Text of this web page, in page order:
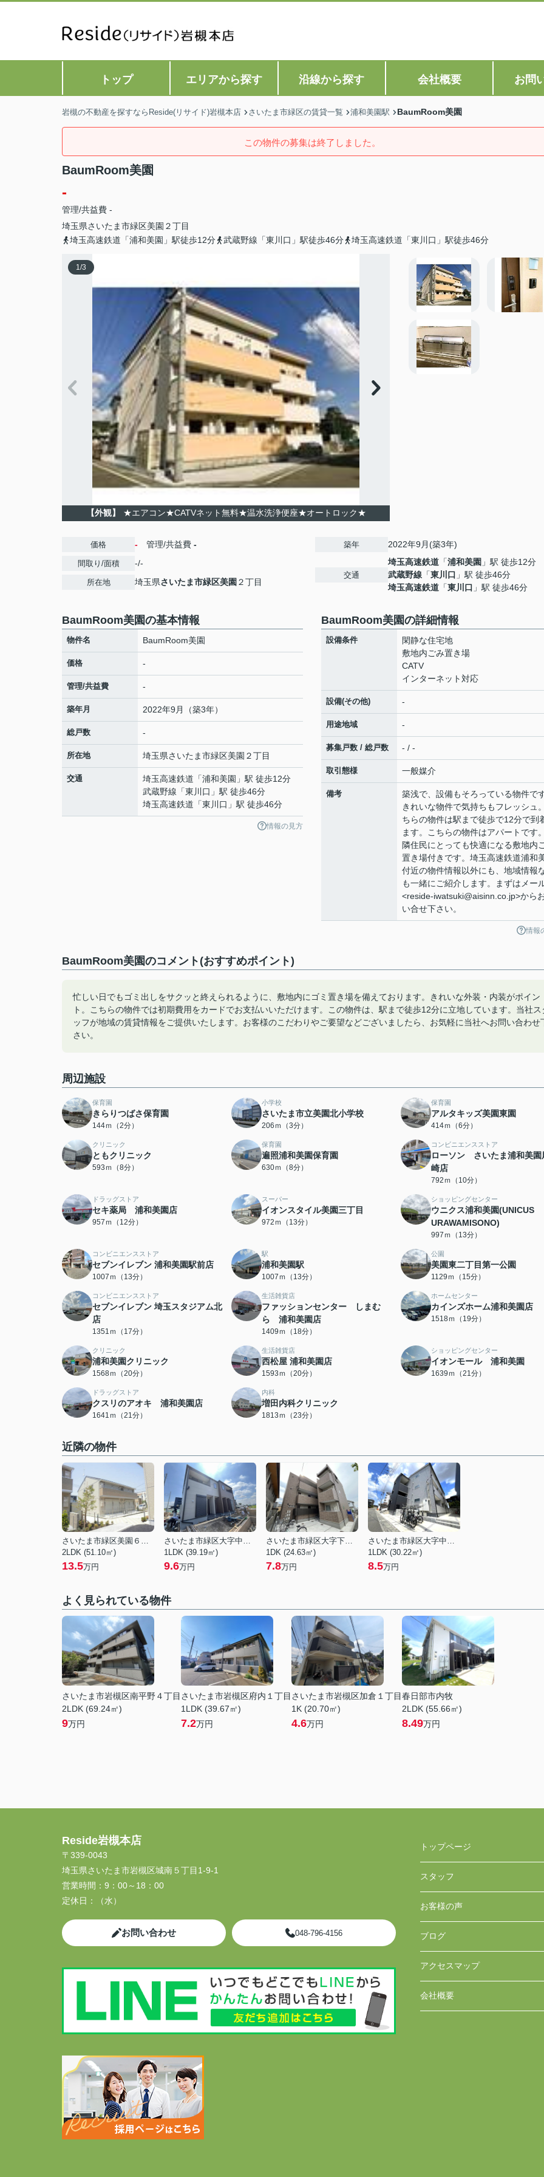
トップ エリアから探す 沿線から探す 会社概要 お問
岩槻の不動産を探すならReside(リサイド)岩槻本店 さいたま市緑区の賃貸一覧 浦和美園駅 BaumRoom美園
この物件の募集は終了しました。
BaumRoom美園
-
管理/共益費 -
埼玉県さいたま市緑区美園 ２丁目
埼玉高速鉄道「浦和美園」駅徒歩12分
武蔵野線「東川口」駅徒歩46分 埼玉高速鉄道「東川口」駅徒歩46分
1/3
【外観】 ★エアコン★CATVネット無料★温水洗浄便座★オートロック★
価格 - 管理/共益費 -
間取り/面積 -/-
所在地 埼玉県さいたま市緑区美園 ２丁目
築年 2022年9月(築3年)
交通
埼玉高速鉄道 「浦和美園 」駅 徒歩12分
武蔵野線 「東川口 」駅 徒歩46分
埼玉高速鉄道 「東川口 」駅 徒歩46分
BaumRoom美園の基本情報
物件名 BaumRoom美園
価格 -
管理/共益費 -
築年月 2022年9月（築3年）
総戸数 -
所在地 埼玉県さいたま市緑区美園 ２丁目
交通 埼玉高速鉄道 「浦和美園 」駅 徒歩12分
武蔵野線 「東川口 」駅 徒歩46分
埼玉高速鉄道 「東川口 」駅 徒歩46分
情報の見方
BaumRoom美園の詳細情報
設備条件
閑静な住宅地
敷地内ごみ置き場
CATV
インターネット対応
設備(その他) -
用途地域 -
募集戸数 / 総戸数 - / -
取引態様 一般媒介
備考
築浅で、設備もそろっている物件で
きれいな物件で気持ちもフレッシュ
ちらの物件は駅まで徒歩で12分で到
ます。こちらの物件はアパートです
隣住民にとっても快適になる敷地内
置き場付きです。埼玉高速鉄道浦和
付近の物件情報以外にも、地域情報
も一緒にご紹介します。まずはメー
<reside-iwatsuki@aisinn.co.jp>から
い合せ下さい。
情報
BaumRoom美園のコメント(おすすめポイント)
忙しい日でもゴミ出しをサクッと終えられるように、敷地内にゴミ置き場を備えております。きれいな外装・内装がポイン
ト。こちらの物件では初期費用をカードでお支払いいただけます。この物件は、駅まで徒歩12分に立地しています。当社ス
ッフが地域の賃貸情報をご提供いたします。お客様のこだわりやご要望などございましたら、お気軽に当社へお問い合わせ
さい。
周辺施設
保育園
きらりつばさ保育園
144ｍ（2分）
小学校
さいたま市立美園北小学校
206ｍ（3分）
保育園
アルタキッズ美園東園
414ｍ（6分）
クリニック
ともクリニック
593ｍ（8分）
保育園
遍照浦和美園保育園
630ｍ（8分）
コンビニエンスストア
ローソン さいたま浦和美園
崎店
792ｍ（10分）
ドラッグストア
セキ薬局 浦和美園店
957ｍ（12分）
スーパー
イオンスタイル美園三丁目
972ｍ（13分）
ショッピングセンター
ウニクス浦和美園(UNICUS
URAWAMISONO)
997ｍ（13分）
コンビニエンスストア
セブンイレブン 浦和美園駅前店
1007ｍ（13分）
駅
浦和美園駅
1007ｍ（13分）
公園
美園東二丁目第一公園
1129ｍ（15分）
コンビニエンスストア
セブンイレブン 埼玉スタジアム北
店
1351ｍ（17分）
生活雑貨店
ファッションセンター しまむ
ら 浦和美園店
1409ｍ（18分）
ホームセンター
カインズホーム浦和美園店
1518ｍ（19分）
クリニック
浦和美園クリニック
1568ｍ（20分）
生活雑貨店
西松屋 浦和美園店
1593ｍ（20分）
ショッピングセンター
イオンモール 浦和美園
1639ｍ（21分）
ドラッグストア
クスリのアオキ 浦和美園店
1641ｍ（21分）
内科
増田内科クリニック
1813ｍ（23分）
近隣の物件
さいたま市緑区美園６丁目
2LDK (51.10㎡)
13.5万円
さいたま市緑区大字中野田
1LDK (39.19㎡)
9.6万円
さいたま市緑区大字下野田
1DK (24.63㎡)
7.8万円
さいたま市緑区大字中野田
1LDK (30.22㎡)
8.5万円
よく見られている物件
さいたま市岩槻区南平野４丁目
2LDK (69.24㎡)
9万円
さいたま市岩槻区府内１丁目
1LDK (39.67㎡)
7.2万円
さいたま市岩槻区加倉１丁目
1K (20.70㎡)
4.6万円
春日部市内牧
2LDK (55.66㎡)
8.49万円
Reside岩槻本店
〒339-0043
埼玉県さいたま市岩槻区城南５丁目1-9-1
営業時間： 9：00～18：00
定休日：
（水）
お問い合わせ 048-796-4156
トップページ
スタッフ
お客様の声
ブログ
アクセスマップ
会社概要